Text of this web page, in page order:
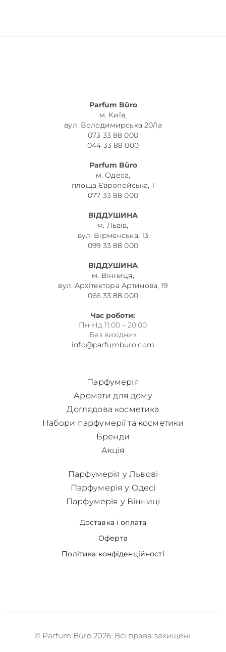
Parfum Büro
м. Київ,
вул. Володимирська 20/1а
073 33 88 000
044 33 88 000
Parfum Büro
м. Одеса,
площа Європейська, 1
077 33 88 000
ВІДДУШИНА
м. Львів,
вул. Вірменська, 13
099 33 88 000
ВІДДУШИНА
м. Вінниця,
вул. Архітектора Артинова, 19
066 33 88 000
Час роботи:
Пн-Нд 11:00 – 20:00
Без вихідних
info@parfumburo.com
Парфумерія
Аромати для дому
Доглядова косметика
Набори парфумерії та косметики
Бренди
Акція
Доставка і оплата
Оферта
Політика конфіденційності
Парфумерія у Львові
Парфумерія у Одесі
Парфумерія у Вінниці
© Parfum Büro 2026. Всі права захищені.